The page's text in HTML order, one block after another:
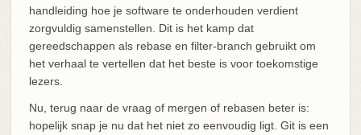
handleiding hoe je software te onderhouden verdient
zorgvuldig samenstellen. Dit is het kamp dat
gereedschappen als rebase en filter-branch gebruikt om
het verhaal te vertellen dat het beste is voor toekomstige
lezers.
Nu, terug naar de vraag of mergen of rebasen beter is:
hopelijk snap je nu dat het niet zo eenvoudig ligt. Git is een